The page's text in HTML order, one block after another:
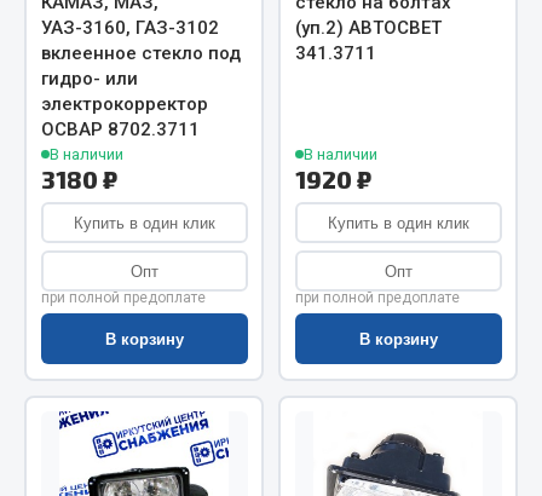
Весь раздел
Автомобильная электрика
Автолампы
Блоки реле и предохранителей
Вилки нагрузочные
Выключатели и переключатели клавишные
Изолента
Показать ещё
УАЗ-3160, ГАЗ-3102
вклеенное стекло под
гидро- или
электрокорректор
ОСВАР 8702.3711
В наличии
3180 ₽
Купить в один клик
Опт
при полной предоплате
В корзину
(уп.2) АВТОСВЕТ
341.3711
В наличии
1920 ₽
Купить в один клик
Опт
при полной предоплате
В корзину